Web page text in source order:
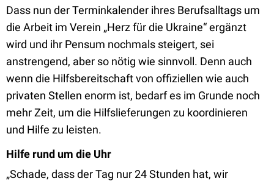
Dass nun der Terminkalender ihres Berufsalltags um
die Arbeit im Verein „Herz für die Ukraine“ ergänzt
wird und ihr Pensum nochmals steigert, sei
anstrengend, aber so nötig wie sinnvoll. Denn auch
wenn die Hilfsbereitschaft von offiziellen wie auch
privaten Stellen enorm ist, bedarf es im Grunde noch
mehr Zeit, um die Hilfslieferungen zu koordinieren
und Hilfe zu leisten.
Hilfe rund um die Uhr
„Schade, dass der Tag nur 24 Stunden hat, wir